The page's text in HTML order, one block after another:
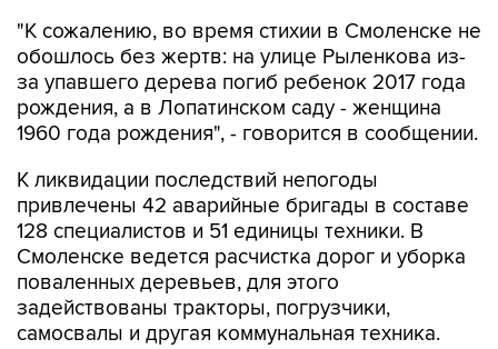
"К сожалению, во время стихии в Смоленске не
обошлось без жертв: на улице Рыленкова из-
за упавшего дерева погиб ребенок 2017 года
рождения, а в Лопатинском саду - женщина
1960 года рождения", - говорится в сообщении.
К ликвидации последствий непогоды
привлечены 42 аварийные бригады в составе
128 специалистов и 51 единицы техники. В
Смоленске ведется расчистка дорог и уборка
поваленных деревьев, для этого
задействованы тракторы, погрузчики,
самосвалы и другая коммунальная техника.